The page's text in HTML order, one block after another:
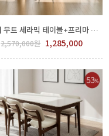
포이어 무트 세라믹 테이블+프리마 체어 6인 식탁세트 (색상선택) GPP 450-61-1,2
2,570,000원 1,285,000